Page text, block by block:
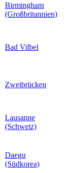
Birmingham
(Großbritannien)
Bad Vilbel
Zweibrücken
Lausanne
(Schweiz)
Daegu
(Südkorea)